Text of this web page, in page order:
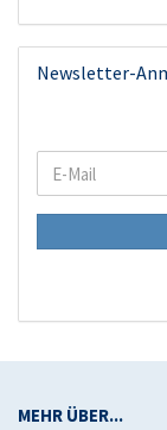
Newsletter-
WEITER
ZUR
NEWSLETTER-
E-
Mail
MEHR ÜBER...